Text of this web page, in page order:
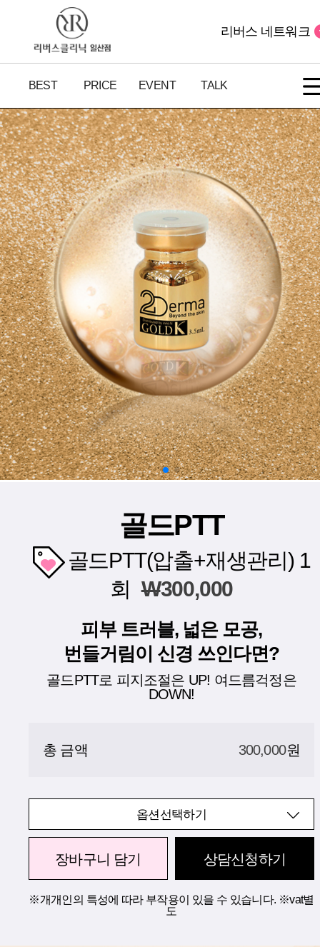
BEST PRICE EVENT TALK
리버스 네트워크
골드PTT
골드PTT(압출+재생관리) 1
회 W300,000
피부 트러블, 넓은 모공,
번들거림이 신경 쓰인다면?
골드PTT로 피지조절은 UP! 여드름걱정은
DOWN!
총 금액 300,000원
옵션선택하기
장바구니 담기 상담신청하기
※개개인의 특성에 따라 부작용이 있을 수 있습니다. ※vat별
도